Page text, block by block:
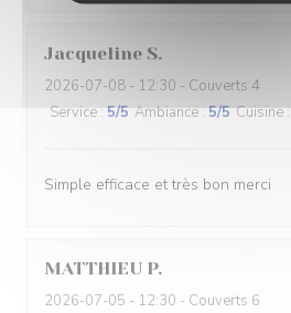
Jacqueline S
2026-07-08 - 12:30 - Couverts 4
Service:5/5 Ambiance:5/5 Cuisine:
Simple efficace et très bon merci
MATTHIEU P
2026-07-05 - 12:30 - Couverts 6